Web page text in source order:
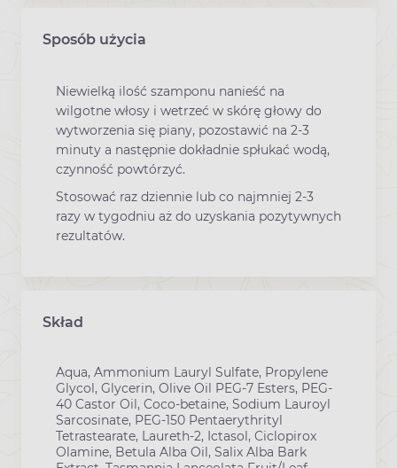
Sposób użycia
Niewielką ilość szamponu nanieść na
wilgotne włosy i wetrzeć w skórę głowy do
wytworzenia się piany, pozostawić na 2-3
minuty a następnie dokładnie spłukać wodą,
czynność powtórzyć.
Stosować raz dziennie lub co najmniej 2-3
razy w tygodniu aż do uzyskania pozytywnych
rezultatów.
Skład
Aqua, Ammonium Lauryl Sulfate, Propylene
Glycol, Glycerin, Olive Oil PEG-7 Esters, PEG-
40 Castor Oil, Coco-betaine, Sodium Lauroyl
Sarcosinate, PEG-150 Pentaerythrityl
Tetrastearate, Laureth-2, Ictasol, Ciclopirox
Olamine, Betula Alba Oil, Salix Alba Bark